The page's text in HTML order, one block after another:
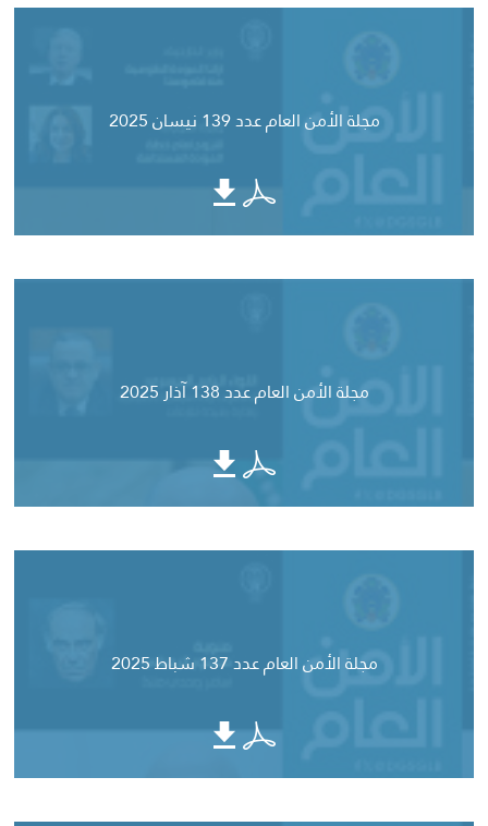
مجلة الأمن العام عدد 139 نيسان 2025
مجلة الأمن العام عدد 138 آذار 2025
مجلة الأمن العام عدد 137 شباط 2025